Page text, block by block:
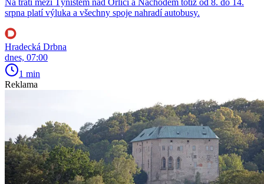
srpna platí výluka a všechny spoje nahradí autobusy.
Hradecká Drbna
dnes, 07:00
1 min
Reklama